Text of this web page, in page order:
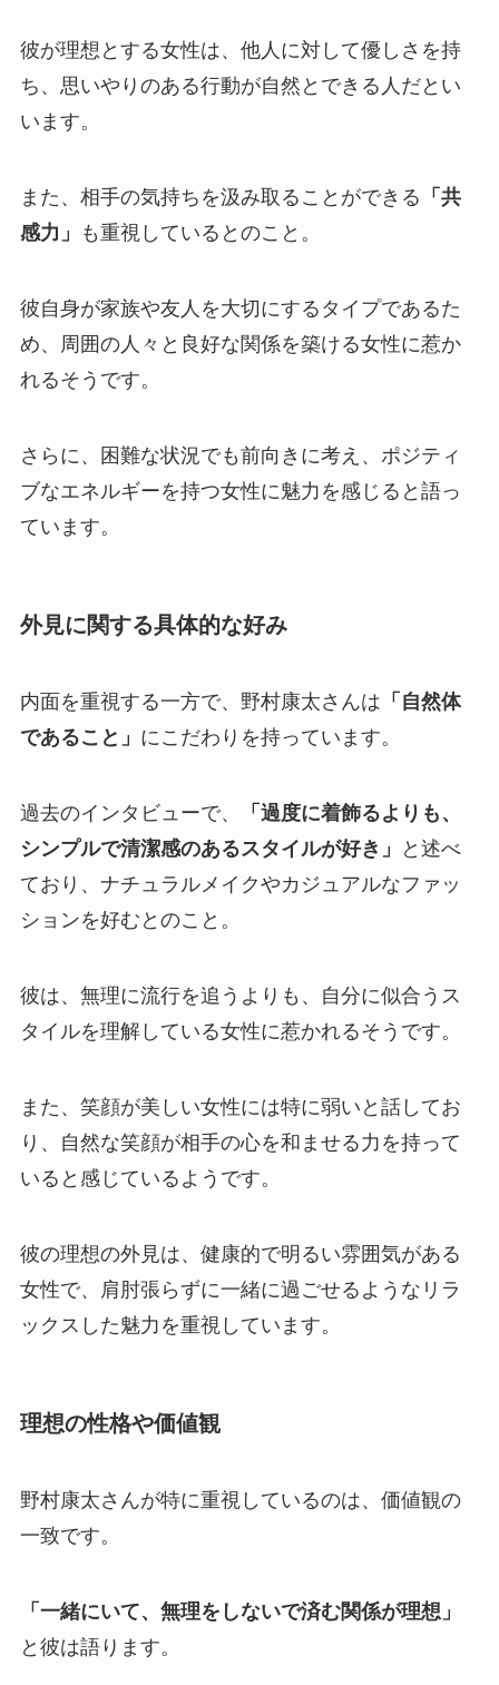
彼が理想とする女性は、他人に対して優しさを持
ち、思いやりのある行動が自然とできる人だとい
います。
また、相手の気持ちを汲み取ることができる 「共
感力」
も重視しているとのこと。
彼自身が家族や友人を大切にするタイプであるた
め、周囲の人々と良好な関係を築ける女性に惹か
れるそうです。
さらに、困難な状況でも前向きに考え、ポジティ
ブなエネルギーを持つ女性に魅力を感じると語っ
ています。
外見に関する具体的な好み
内面を重視する一方で、野村康太さんは 「自然体
であること」 にこだわりを持っています。
過去のインタビューで、
「過度に着飾るよりも、
シンプルで清潔感のあるスタイルが好き」
と述べ
ており、ナチュラルメイクやカジュアルなファッ
ションを好むとのこと。
彼は、無理に流行を追うよりも、自分に似合うス
タイルを理解している女性に惹かれるそうです。
また、笑顔が美しい女性には特に弱いと話してお
り、自然な笑顔が相手の心を和ませる力を持って
いると感じているようです。
彼の理想の外見は、健康的で明るい雰囲気がある
女性で、肩肘張らずに一緒に過ごせるようなリラ
ックスした魅力を重視しています。
理想の性格や価値観
野村康太さんが特に重視しているのは、価値観の
一致です。
「一緒にいて、無理をしないで済む関係が理想」
と彼は語ります。